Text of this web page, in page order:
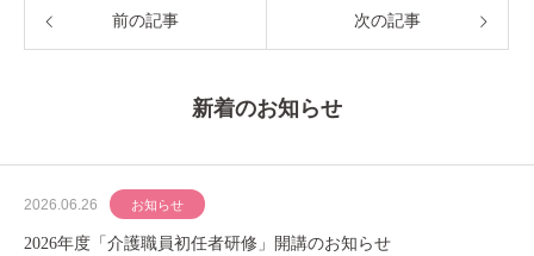
前の記事 次の記事
新着のお知らせ
2026.06.26 お知らせ
2026年度「介護職員初任者研修」開講のお知らせ